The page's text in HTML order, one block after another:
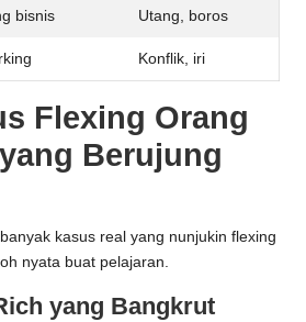
bisnis Utang, boros
Konflik, iri
Flexing Orang
Berujung
kasus real yang nunjukin flexing
nyata buat pelajaran.
yang Bangkrut